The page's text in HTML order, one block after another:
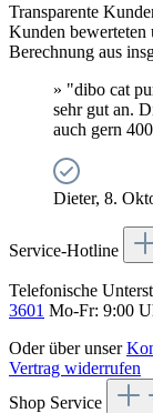
Transparente
Kunden
Berechnung aus
» "dibo cat
sehr gut an.
auch gern
Dieter, 8.
Service-Hotline
Telefonische
3601 Mo-Fr: 9:00
Oder über unser
Vertrag widerrufen
Shop Service